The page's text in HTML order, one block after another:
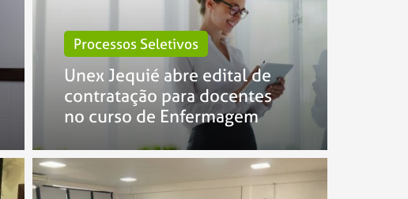
Processos Seletivos
Unex Jequié abre edital de
contratação para docentes
no curso de Enfermagem